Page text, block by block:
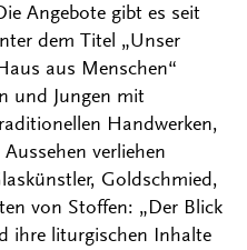
Angebote gibt es seit
dem Titel „Unser
aus Menschen“
und Jungen mit
Handwerken,
verliehen
Goldschmied,
von Stoffen: „Der Blick
ihre liturgischen Inhalte